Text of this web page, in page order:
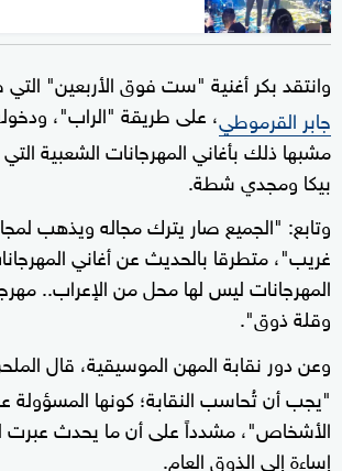
وانتقد بكر أغنية "ست فوق الأربعين" التي
جابر القرموطي، على طريقة "الراب"،
مشبها ذلك بأغاني المهرجانات الشعبية
بيكا ومجدي شطة.
وتابع: "الجميع صار يترك مجاله ويذهب
غريب"، متطرقا بالحديث عن أغاني
المهرجانات ليس لها محل من الإعراب..
وقلة ذوق".
وعن دور نقابة المهن الموسيقية، قال
"يجب أن تُحاسب النقابة؛ كونها المسؤولة
الأشخاص"، مشدداً على أن ما يحدث عبرت
إساءة إلى الذوق العام.